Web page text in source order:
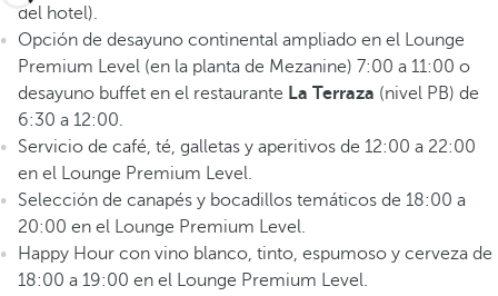
del hotel).
Opción de desayuno continental ampliado en el Lounge
Premium Level (en la planta de Mezanine) 7:00 a 11:00 o
desayuno buffet en el restaurante La Terraza (nivel PB) de
6:30 a 12:00.
Servicio de café, té, galletas y aperitivos de 12:00 a 22:00
en el Lounge Premium Level.
Selección de canapés y bocadillos temáticos de 18:00 a
20:00 en el Lounge Premium Level.
Happy Hour con vino blanco, tinto, espumoso y cerveza de
18:00 a 19:00 en el Lounge Premium Level.